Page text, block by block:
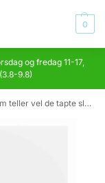
0
og fredag 11-17,
9.8)
teller vel de tapte slag…